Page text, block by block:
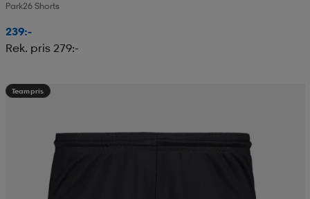
Park26 Shorts
239:-
Rek. pris 279:-
Teampris